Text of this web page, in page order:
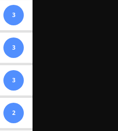
3
3
3
2